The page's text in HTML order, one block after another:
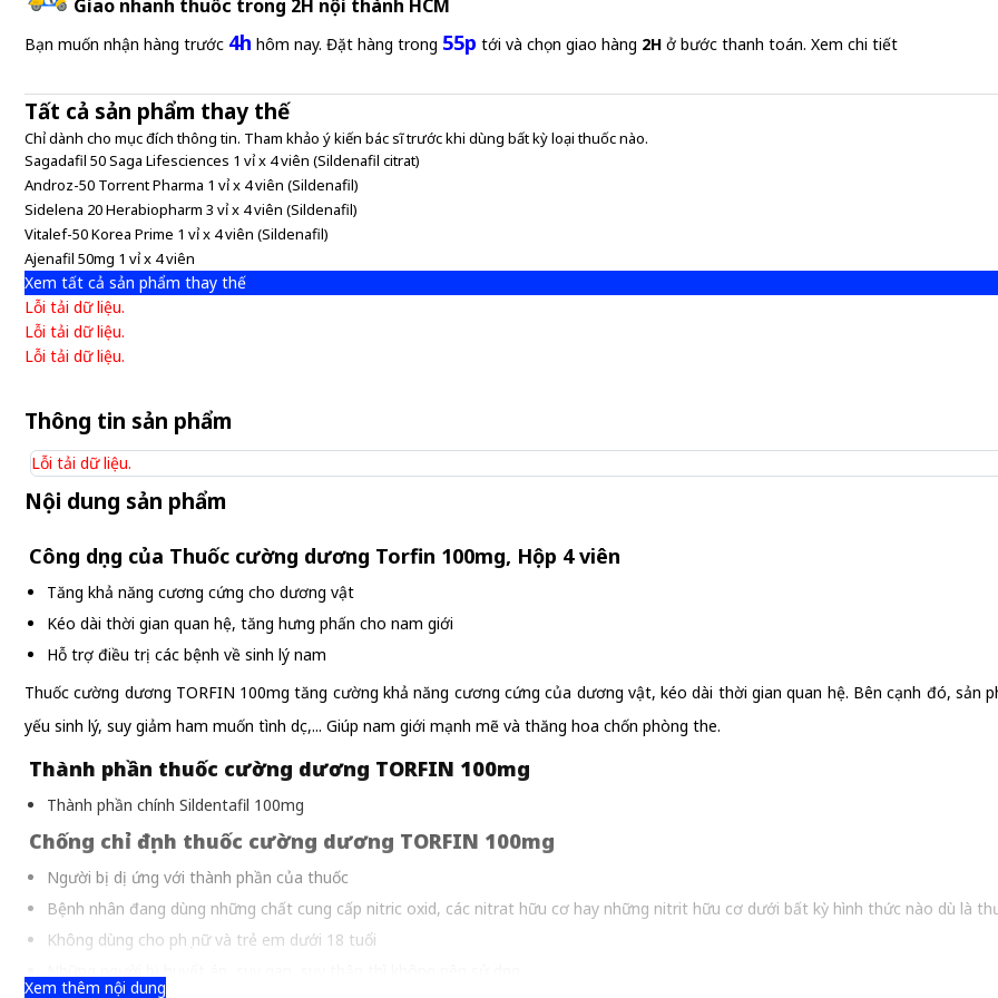
Giao nhanh thuốc trong 2H nội thành HCM
Bạn muốn nhận hàng trước 4h hôm nay. Đặt hàng trong 55p tới và chọn giao hàng 2H ở bước thanh toán. Xem chi tiết
Tất cả sản phẩm thay thế
Chỉ dành cho mục đích thông tin. Tham khảo ý kiến bác sĩ trước khi dùng bất kỳ loại thuốc nào.
Sagadafil 50 Saga Lifesciences 1 vỉ x 4 viên (Sildenafil citrat)
Androz-50 Torrent Pharma 1 vỉ x 4 viên (Sildenafil)
Sidelena 20 Herabiopharm 3 vỉ x 4 viên (Sildenafil)
Vitalef-50 Korea Prime 1 vỉ x 4 viên (Sildenafil)
Ajenafil 50mg 1 vỉ x 4 viên
Xem tất cả sản phẩm thay thế
Lỗi tải dữ liệu.
Lỗi tải dữ liệu.
Lỗi tải dữ liệu.
Thông tin sản phẩm
Lỗi tải dữ liệu.
Nội dung sản phẩm
Công dụng của Thuốc cường dương Torfin 100mg, Hộp 4 viên
Tăng khả năng cương cứng cho dương vật
Kéo dài thời gian quan hệ, tăng hưng phấn cho nam giới
Hỗ trợ điều trị các bệnh về sinh lý nam
Thuốc cường dương TORFIN 100mg tăng cường khả năng cương cứng của dương vật, kéo dài thời gian quan hệ. Bên cạnh đó, sản
yếu sinh lý, suy giảm ham muốn tình dục,... Giúp nam giới mạnh mẽ và thăng hoa chốn phòng the.
Thành phần thuốc cường dương TORFIN 100mg
Thành phần chính Sildentafil 100mg
Chống chỉ định thuốc cường dương TORFIN 100mg
Người bị dị ứng với thành phần của thuốc
Bệnh nhân đang dùng những chất cung cấp nitric oxid, các nitrat hữu cơ hay những nitrit hữu cơ dưới bất kỳ hình thức nào dù là
Không dùng cho phụ nữ và trẻ em dưới 18 tuổi
Xem thêm nội dung